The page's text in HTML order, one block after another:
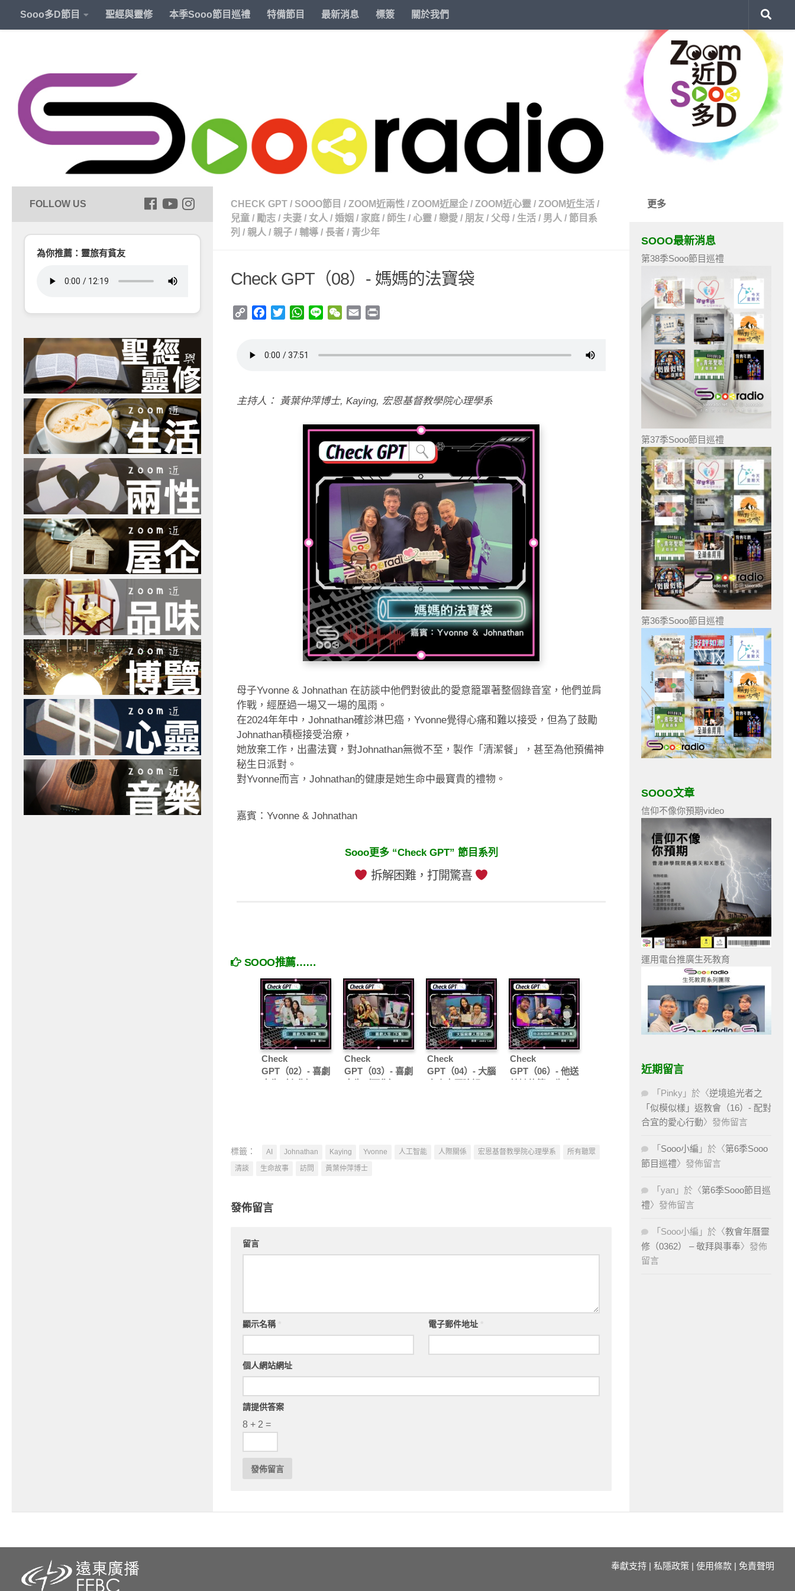
Sooo多D節目 聖經與靈修 本季Sooo節目巡禮 特備節目 最新消息 標簽 關於我們
CHECK GPT / SOOO節目 / ZOOM近兩性 / ZOOM近屋企 / ZOOM近心靈 / ZOOM近生活 /
兒童 / 勵志 / 夫妻 / 女人 / 婚姻 / 家庭 / 師生 / 心靈 / 戀愛 / 朋友 / 父母 / 生活 / 男人 / 節目系
列 / 親人 / 親子 / 輔導 / 長者 / 青少年
Check GPT（08）- 媽媽的法寶袋
Copy
Facebook
TwitterWhatsApp
Line WeChat
Email
主持人： 黃葉仲萍博士, Kaying, 宏恩基督教學院心理學系
母子Yvonne & Johnathan 在訪談中他們對彼此的愛意籠罩著整個錄音室，他們並肩
作戰，經歷過一場又一場的風雨。
在2024年年中，Johnathan確診淋巴癌，Yvonne覺得心痛和難以接受，但為了鼓勵
Johnathan積極接受治療，
她放棄工作，出盡法寶，對Johnathan無微不至，製作「清潔餐」，甚至為他預備神
秘生日派對。
對Yvonne而言，Johnathan的健康是她生命中最寶貴的禮物。
嘉賓：Yvonne & Johnathan
Sooo更多 “Check GPT” 節目系列
拆解困難，打開驚喜
SOOO推薦……
Check
GPT（02）- 喜劇
Check
GPT（03）- 喜劇
Check
GPT（04）- 大腦
Check
GPT（06）- 他送
標籤： AI Johnathan Kaying Yvonne 人工智能 人際關係 宏恩基督教學院心理學系
所有聽眾
清談
生命故事 訪問 黃葉仲萍博士
發佈留言
留言
顯示名稱 電子郵件地址
個人網站網址
請提供答案
8 + 2 =
為你推薦：靈旅有貧友
更多
SOOO最新消息
第38季Sooo節目巡禮
第37季Sooo節目巡禮
第36季Sooo節目巡禮
SOOO文章
信仰不像你預期video
運用電台推廣生死教育
近期留言
「 Pinky 」於〈逆境追光者之
「似模似樣」返教會（16）- 配對
合宜的愛心行動〉發佈留言
「 Sooo小編 」於〈第6季Sooo
節目巡禮〉發佈留言
「 yan 」於〈第6季Sooo節目巡
禮〉發佈留言
「 Sooo小編 」於〈教會年曆靈
修（0362） – 敬拜與事奉〉發佈
留言
奉獻支持 | 私隱政策 | 使用條款 | 免責聲明